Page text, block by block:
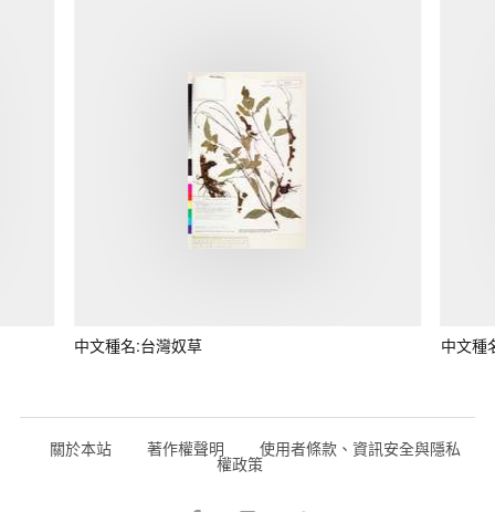
中文種名:台灣奴草 中文種
關於本站 著作權聲明 使用者條款、資訊安全與隱私
權政策